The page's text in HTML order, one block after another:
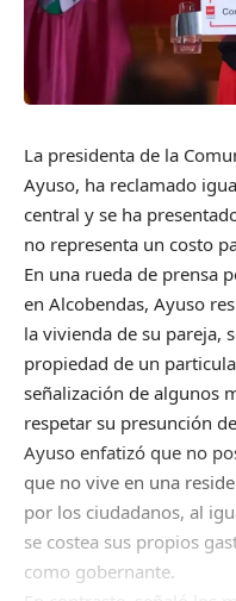
La presidenta de la
Ayuso, ha reclamado
central y se ha
no representa un costo
En una rueda de prensa
en Alcobendas, Ayuso
la vivienda de su pareja,
propiedad de un
señalización de algunos
respetar su presunción
Ayuso enfatizó que no
que no vive en una
por los ciudadanos, al
se costea sus propios
como gobernante.